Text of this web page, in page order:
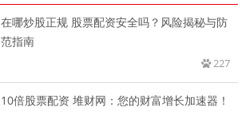
在哪炒股正规 股票配资安全吗？风险揭秘与防
范指南
227
10倍股票配资 堆财网：您的财富增长加速器！